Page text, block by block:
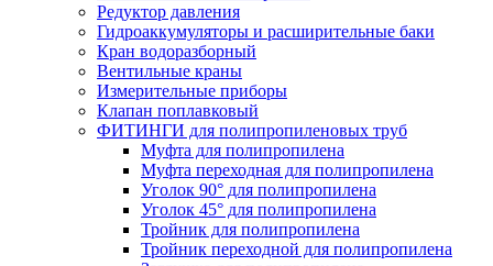
Редуктор давления
Гидроаккумуляторы и расширительные баки
Кран водоразборный
Вентильные краны
Измерительные приборы
Клапан поплавковый
ФИТИНГИ для полипропиленовых труб
Муфта для полипропилена
Муфта переходная для полипропилена
Уголок 90° для полипропилена
Уголок 45° для полипропилена
Тройник для полипропилена
Тройник переходной для полипропилена